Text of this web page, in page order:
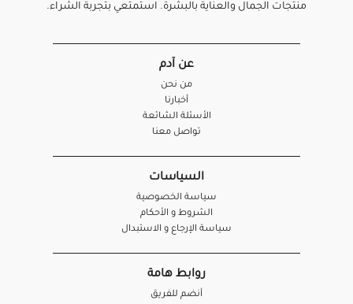
منتجات الجمال والعناية بالبشرة. استمتعي بتجربة الشراء.
عن آدم
من نحن
أخبارنا
الأسئلة الشائعة
تواصل معنا
السياسات
سياسة الخصوصية
الشروط و الأحكام
سياسة الإرجاع و الاستبدال
روابط هامة
أنضم للفريق